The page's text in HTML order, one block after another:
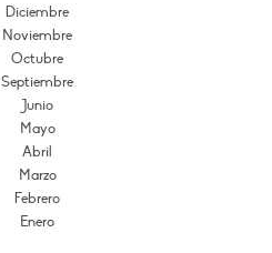
Diciembre
Noviembre
Octubre
Septiembre
Junio
Mayo
Abril
Marzo
Febrero
Enero